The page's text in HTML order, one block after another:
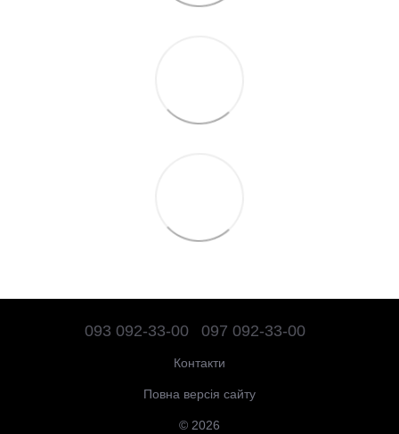
093 092-33-00 097 092-33-00
Контакти
Повна версія сайту
© 2026